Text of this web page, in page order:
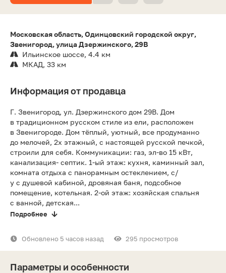
Московская область, Одинцовский городской округ,
Звенигород, улица Дзержинского, 29В
Ильинское шоссе, 4.4 км
МКАД, 33 км
Информация от продавца
Г. Звенигород, ул. Дзержинского дом 29В. Дом
в традиционном русском стиле из ели, расположен
в Звенигороде. Дом тёплый, уютный, все продуманно
до мелочей, 2х этажный, с настоящей русской печкой,
строили для себя. Коммуникации: газ, эл-во 15 кВт,
канализация- септик. 1-ый этаж: кухня, каминный зал,
комната отдыха с панорамным остеклением, с/
у с душевой кабиной, дровяная баня, подсобное
помещение, котельная. 2-ой этаж: хозяйская спальня
с ванной, детская...
Подробнее
Обновлено 5 часов назад 295 просмотров
Параметры и особенности